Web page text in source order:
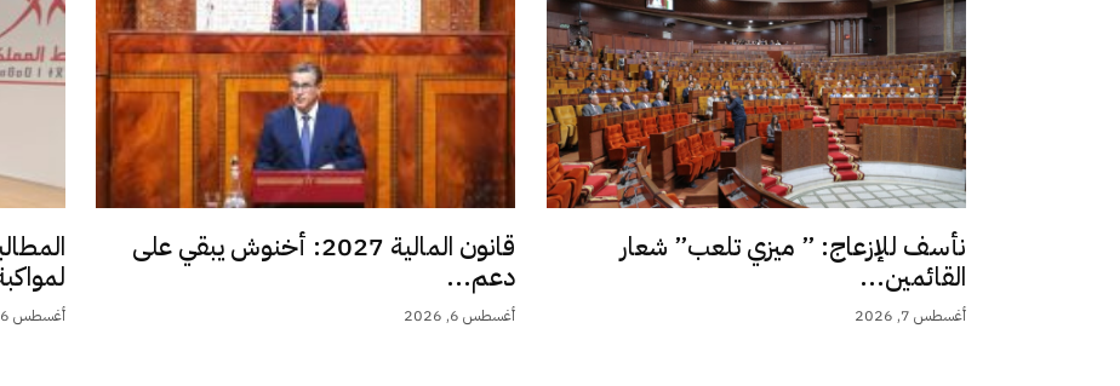
نأسف للإزعاج: ” ميزي تلعب” شعار
القائمين...
أغسطس 7, 2026
قانون المالية 2027: أخنوش يبقي على
دعم...
أغسطس 6, 2026 أغسطس 6, 2026